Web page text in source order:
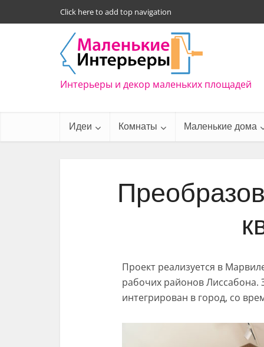
Click here to add top navigation
Интерьеры и декор маленьких площадей
Идеи Комнаты Маленькие дома
Проект реализуется в
рабочих районов Лиссабона.
интегрирован в город, со